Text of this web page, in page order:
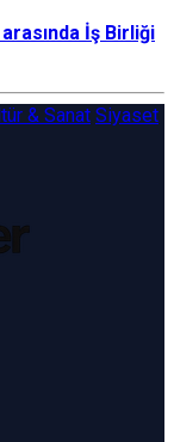
İş Birliği
& Sanat Siyaset